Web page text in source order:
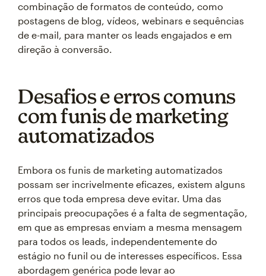
combinação de formatos de conteúdo, como
postagens de blog, vídeos, webinars e sequências
de e-mail, para manter os leads engajados e em
direção à conversão.
Desafios e erros comuns
com funis de marketing
automatizados
Embora os funis de marketing automatizados
possam ser incrivelmente eficazes, existem alguns
erros que toda empresa deve evitar. Uma das
principais preocupações é a falta de segmentação,
em que as empresas enviam a mesma mensagem
para todos os leads, independentemente do
estágio no funil ou de interesses específicos. Essa
abordagem genérica pode levar ao